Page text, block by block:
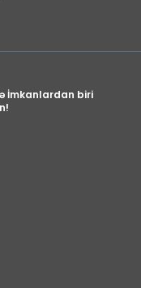
İmkanlardan biri